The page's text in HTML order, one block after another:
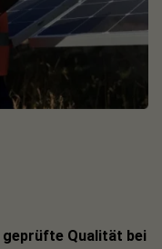
geprüfte Qualität bei